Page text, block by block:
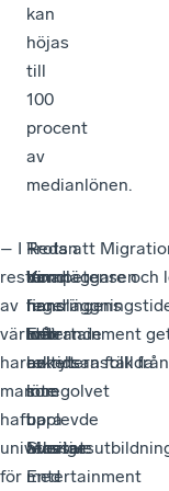
kan
höjas
till
100
procent
av
medianlönen.
– I
resten
av
världen
har
man
haft
för
–
Kompetensen
finns
helt
enkelt
inte
i
Sverige.
Redan
innan
regeringens
införande
av
lönegolvet
upplevde
Massive
Entertainment
–
Vi
har
två
heltidsanställda
som
bara
arbetar
med
Trots att
handläggare och
Entertainment
rekrytera folk